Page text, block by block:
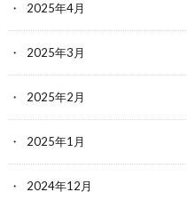
2025年4月
2025年3月
2025年2月
2025年1月
2024年12月